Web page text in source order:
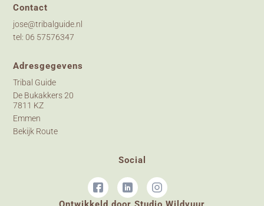
Contact
jose@tribalguide.nl
tel: 06 57576347
Adresgegevens
Tribal Guide
De Bukakkers 20
7811 KZ
Emmen
Bekijk Route
Social
Ontwikkeld door Studio Wildvuur